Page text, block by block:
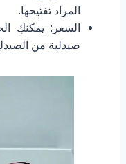
المراد تفتيحها.
السعر: يمكنكِ
صيدلية من الصيدليات